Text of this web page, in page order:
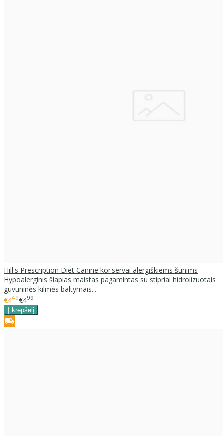
Hill's Prescription Diet Canine konservai alergiškiems šunims
Hypoalerginis šlapias maistas pagamintas su stipriai hidrolizuotais
guvūninės kilmės baltymais...
€449€499